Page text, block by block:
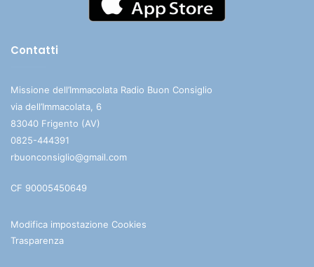
Contatti
Missione dell’Immacolata Radio Buon Consiglio
via dell’Immacolata, 6
83040 Frigento (AV)
0825-444391
rbuonconsiglio@gmail.com
CF 90005450649
Modifica impostazione Cookies
Trasparenza